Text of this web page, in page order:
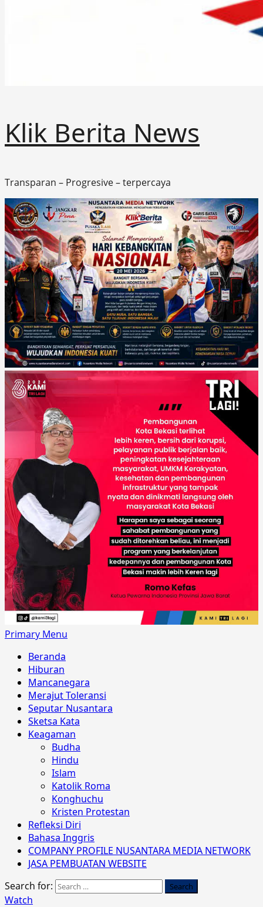
Klik Berita News
Transparan – Progresive – terpercaya
Primary Menu
Beranda
Hiburan
Mancanegara
Merajut Toleransi
Seputar Nusantara
Sketsa Kata
Keagaman
Budha
Hindu
Islam
Katolik Roma
Konghuchu
Kristen Protestan
Refleksi Diri
Bahasa Inggris
COMPANY PROFILE NUSANTARA MEDIA NETWORK
JASA PEMBUATAN WEBSITE
Search for:
Watch